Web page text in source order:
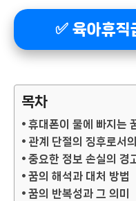
✅ 육아휴직
목차
휴대폰이 물에 빠지는
관계 단절의 징후로서
중요한 정보 손실의 경
꿈의 해석과 대처 방법
꿈의 반복성과 그 의미